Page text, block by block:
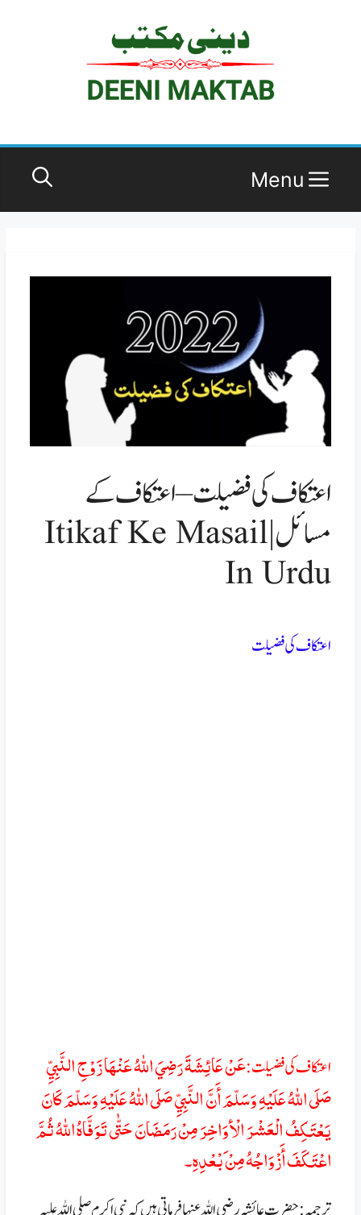
Menu
اعتکاف کی فضیلت – اعتکاف کے
مسائل | Itikaf Ke Masail
In Urdu
اعتکاف کی فضیلت
اعتکاف کی فضیلت:عَنْ عَائِشَةَ رَضِيَ اللهُ عَنْهَا زَوْجِ النَّبِيِّ
صَلَى اللهُ عَلَيْهِ وَسَلّمَ أَنَّ النَّبِيِّ صَلَى اللهُ عَلَيْهِ وَسَلّمَ كَانَ
يَعْتَكِفُ الْعَشْرَ الْأوَاخِرَ مِنْ رَمَضَانَ حَتّٰى تَوَفَّاهُ اللهُ ثُمَّ
اعْتَكَفَ أَزْوَاجُهُ مِنْ َبْعْدِهِ۔